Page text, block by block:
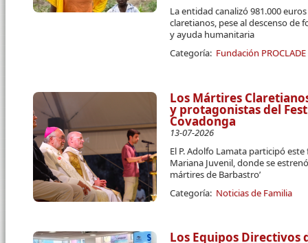
La entidad canalizó 981.000
claretianos, pese al descenso
y ayuda humanitaria
Categoría: Fundación PROCLADE
Los Mártires
y protagonistas del
Covadonga
13-07-2026
El P. Adolfo Lamata participó
Mariana Juvenil, donde se
mártires de Barbastro’
Categoría: Noticias de Familia
Los Equipos Directivos